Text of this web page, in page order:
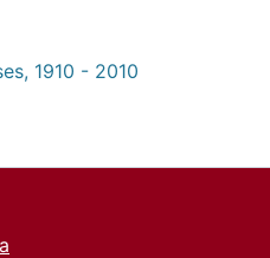
1910 - 2010